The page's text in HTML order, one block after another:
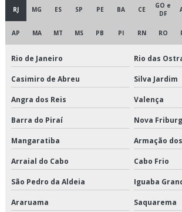
Cross docking preço
Cross docking transportadora
Cross docking transporte
Cross docking valor
Crossdocking em são paulo
Crossdocking preço
Crossdocking valor
Distribuição de alimentos climatizados em
RJ MG ES SP PE BA CE
GO e
DF
AP MA MT MS PB PI RN RO
Rio de Janeiro Rio das
Casimiro de Abreu Silva Jardim
Angra dos Reis Valença
Barra do Piraí Nova
Mangaratiba Armação
Arraial do Cabo Cabo Frio
São Pedro da Aldeia Iguaba
Araruama Saquarema